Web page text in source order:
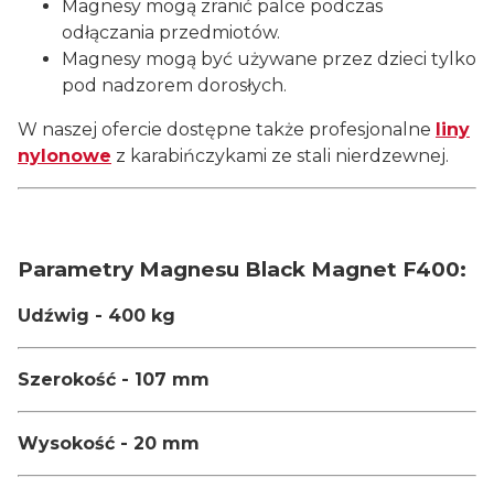
Magnesy mogą zranić palce podczas
odłączania przedmiotów.
Magnesy mogą być używane przez dzieci tylko
pod nadzorem dorosłych.
W naszej ofercie dostępne także profesjonalne liny
nylonowe z karabińczykami ze stali nierdzewnej.
Parametry Magnesu Black Magnet F400:
Udźwig - 400 kg
Szerokość - 107 mm
Wysokość - 20 mm